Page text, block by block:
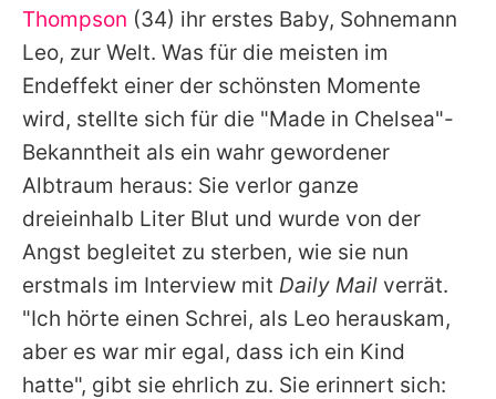
Datenschutzerklärung
Nutzungsbedingungen
Utiq verwalten
Thompson (34) ihr erstes Baby, Sohnemann
Leo, zur Welt. Was für die meisten im
Endeffekt einer der schönsten Momente
wird, stellte sich für die "Made in Chelsea"-
Bekanntheit als ein wahr gewordener
Albtraum heraus: Sie verlor ganze
dreieinhalb Liter Blut und wurde von der
Angst begleitet zu sterben, wie sie nun
erstmals im Interview mit Daily Mail verrät.
"Ich hörte einen Schrei, als Leo herauskam,
aber es war mir egal, dass ich ein Kind
hatte", gibt sie ehrlich zu. Sie erinnert sich: